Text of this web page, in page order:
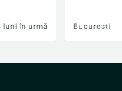
luni în urmă Bucuresti